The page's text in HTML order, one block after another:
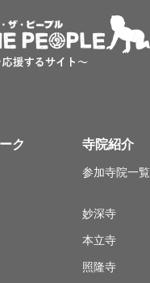
ク 寺院紹介
参加寺院一覧
妙深寺
本立寺
照隆寺